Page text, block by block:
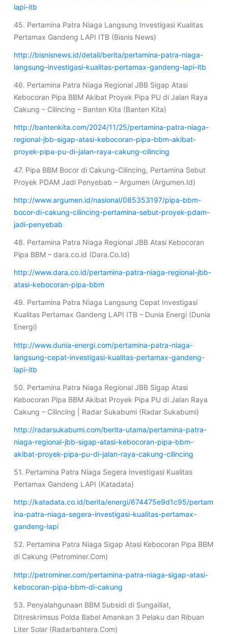
lapi-itb
45. Pertamina Patra Niaga Langsung Investigasi Kualitas
Pertamax Gandeng LAPI ITB (Bisnis News)
http://bisnisnews.id/detail/berita/pertamina-patra-niaga-
langsung–investigasi-kualitas-pertamax-gandeng-lapi-itb
46. Pertamina Patra Niaga Regional JBB Sigap Atasi
Kebocoran Pipa BBM Akibat Proyek Pipa PU di Jalan Raya
Cakung – Cilincing – Banten Kita (Banten Kita)
http://bantenkita.com/2024/11/25/pertamina-patra-niaga-
regional-jbb-sigap-atasi-kebocoran-pipa-bbm-akibat-
proyek-pipa-pu-di-jalan-raya-cakung-cilincing
47. Pipa BBM Bocor di Cakung-Cilincing, Pertamina Sebut
Proyek PDAM Jadi Penyebab – Argumen (Argumen.Id)
http://www.argumen.id/nasional/085353197/pipa-bbm-
bocor-di-cakung-cilincing-pertamina-sebut-proyek-pdam-
jadi-penyebab
48. Pertamina Patra Niaga Regional JBB Atasi Kebocoran
Pipa BBM – dara.co.id (Dara.Co.Id)
http://www.dara.co.id/pertamina-patra-niaga-regional-jbb-
atasi-kebocoran-pipa-bbm
49. Pertamina Patra Niaga Langsung Cepat Investigasi
Kualitas Pertamax Gandeng LAPI ITB – Dunia Energi (Dunia
Energi)
http://www.dunia-energi.com/pertamina-patra-niaga-
langsung-cepat-investigasi-kualitas-pertamax-gandeng-
lapi-itb
50. Pertamina Patra Niaga Regional JBB Sigap Atasi
Kebocoran Pipa BBM Akibat Proyek Pipa PU di Jalan Raya
Cakung – Cilincing | Radar Sukabumi (Radar Sukabumi)
http://radarsukabumi.com/berita-utama/pertamina-patra-
niaga-regional-jbb-sigap-atasi-kebocoran-pipa-bbm-
akibat-proyek-pipa-pu-di-jalan-raya-cakung-cilincing
51. Pertamina Patra Niaga Segera Investigasi Kualitas
Pertamax Gandeng LAPI (Katadata)
http://katadata.co.id/berita/energi/674475e9d1c95/pertam
ina-patra-niaga-segera-investigasi-kualitas-pertamax-
gandeng-lapi
52. Pertamina Patra Niaga Sigap Atasi Kebocoran Pipa BBM
di Cakung (Petrominer.Com)
http://petrominer.com/pertamina-patra-niaga-sigap-atasi-
kebocoran-pipa-bbm-di-cakung
53. Penyalahgunaan BBM Subsidi di Sungailiat,
Ditreskrimsus Polda Babel Amankan 3 Pelaku dan Ribuan
Liter Solar (Radarbahtera.Com)